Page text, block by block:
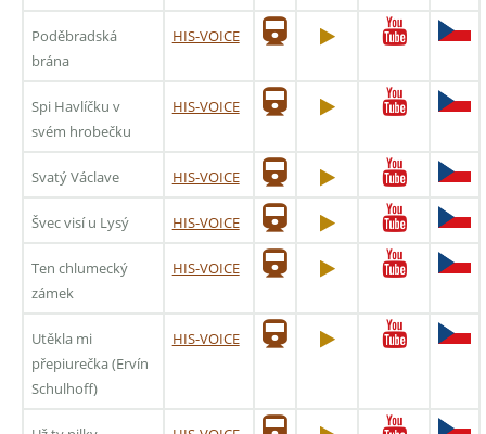
Poděbradská
brána
HIS-VOICE
Spi Havlíčku v
svém hrobečku
HIS-VOICE
Svatý Václave HIS-VOICE
Švec visí u Lysý HIS-VOICE
Ten chlumecký
zámek
HIS-VOICE
Utěkla mi
přepiurečka (Ervín
Schulhoff)
HIS-VOICE